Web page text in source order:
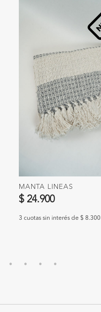
MANTA LINEAS
$ 24.900
3 cuotas sin interés de $ 8.300